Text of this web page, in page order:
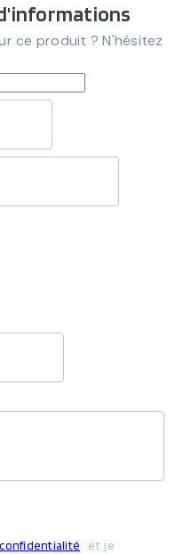
ce produit ? N'hésitez
et je